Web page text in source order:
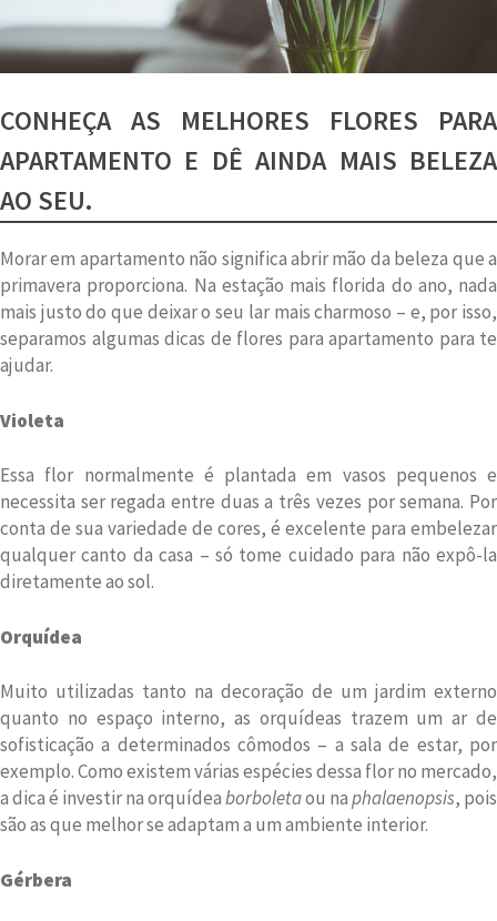
CONHEÇA AS MELHORES FLORES PARA
APARTAMENTO E DÊ AINDA MAIS BELEZA
AO SEU.
Morar em apartamento não significa abrir mão da beleza que a
primavera proporciona. Na estação mais florida do ano, nada
mais justo do que deixar o seu lar mais charmoso – e, por isso,
separamos algumas dicas de flores para apartamento para te
ajudar.
Violeta
Essa flor normalmente é plantada em vasos pequenos e
necessita ser regada entre duas a três vezes por semana. Por
conta de sua variedade de cores, é excelente para embelezar
qualquer canto da casa – só tome cuidado para não expô-la
diretamente ao sol.
Orquídea
Muito utilizadas tanto na decoração de um jardim externo
quanto no espaço interno, as orquídeas trazem um ar de
sofisticação a determinados cômodos – a sala de estar, por
exemplo. Como existem várias espécies dessa flor no mercado,
a dica é investir na orquídeaborboletaou naphalaenopsis, pois
são as que melhor se adaptam a um ambiente interior.
Gérbera